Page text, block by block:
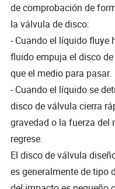
de comprobación de
la válvula de disco:
- Cuando el líquido fluye
fluido empuja el disco
que el medio para pasar.
- Cuando el líquido se
disco de válvula cierra
gravedad o la fuerza del
regrese.
El disco de válvula
es generalmente de tipo